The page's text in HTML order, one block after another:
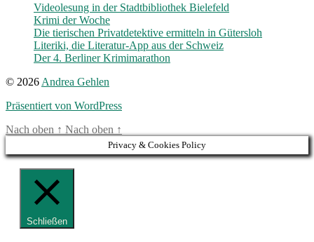
Videolesung in der Stadtbibliothek Bielefeld
Krimi der Woche
Die tierischen Privatdetektive ermitteln in Gütersloh
Literiki, die Literatur-App aus der Schweiz
Der 4. Berliner Krimimarathon
© 2026 Andrea Gehlen
Präsentiert von WordPress
Nach oben ↑ Nach oben ↑
Privacy & Cookies Policy
Schließen